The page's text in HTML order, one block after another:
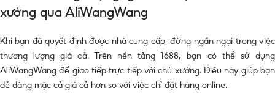
xưởng qua AliWangWang
Khi bạn đã quyết định được nhà cung cấp, đừng ngần ngại trong việc
thương lượng giá cả. Trên nền tảng 1688, bạn có thể sử dụng
AliWangWang để giao tiếp trực tiếp với chủ xưởng. Điều này giúp bạn
dễ dàng mặc cả giá cả hơn so với việc chỉ đặt hàng online.